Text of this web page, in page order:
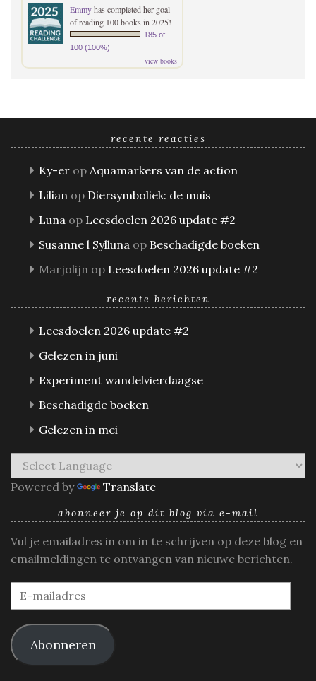
Emmyhas completed her goal
of reading 100 books in 2025!
185 of
100 (100%)
view books
recente reacties
Ky-er op Aquamarkers van de action
Lilian op Diersymboliek: de muis
Luna op Leesdoelen 2026 update #2
Susanne l Sylluna op Beschadigde boeken
Marjolijn op Leesdoelen 2026 update #2
recente berichten
Leesdoelen 2026 update #2
Gelezen in juni
Experiment wandelvierdaagse
Beschadigde boeken
Gelezen in mei
Powered by Translate
abonneer je op dit blog via e-mail
Vul je emailadres in om in te schrijven op deze blog en
emailmeldingen te ontvangen van nieuwe berichten.
E-
mailadres
Abonneren